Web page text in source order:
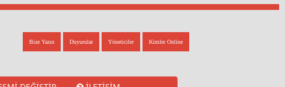
Kimler Online
Yöneticiler
Duyurular
Bize Yazın